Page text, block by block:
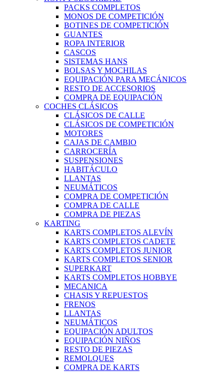
PACKS COMPLETOS
MONOS DE COMPETICIÓN
BOTINES DE COMPETICIÓN
GUANTES
ROPA INTERIOR
CASCOS
SISTEMAS HANS
BOLSAS Y MOCHILAS
EQUIPACIÓN PARA MECÁNICOS
RESTO DE ACCESORIOS
COMPRA DE EQUIPACIÓN
COCHES CLÁSICOS
CLÁSICOS DE CALLE
CLÁSICOS DE COMPETICIÓN
MOTORES
CAJAS DE CAMBIO
CARROCERÍA
SUSPENSIONES
HABITÁCULO
LLANTAS
NEUMÁTICOS
COMPRA DE COMPETICIÓN
COMPRA DE CALLE
COMPRA DE PIEZAS
KARTING
KARTS COMPLETOS ALEVÍN
KARTS COMPLETOS CADETE
KARTS COMPLETOS JUNIOR
KARTS COMPLETOS SENIOR
SUPERKART
KARTS COMPLETOS HOBBYE
MECANICA
CHASIS Y REPUESTOS
FRENOS
LLANTAS
NEUMÁTICOS
EQUIPACIÓN ADULTOS
EQUIPACIÓN NIÑOS
RESTO DE PIEZAS
REMOLQUES
COMPRA DE KARTS